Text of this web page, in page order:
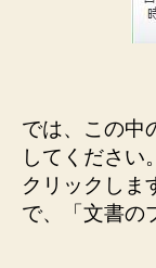
では、この中
してください。
クリックしま
で、「文書の